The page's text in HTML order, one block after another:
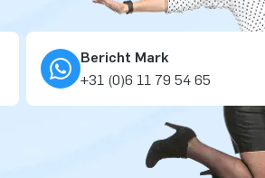
Bericht Mark
+31 (0)6 11 79 54 65